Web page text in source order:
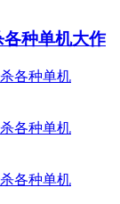
种单机大作